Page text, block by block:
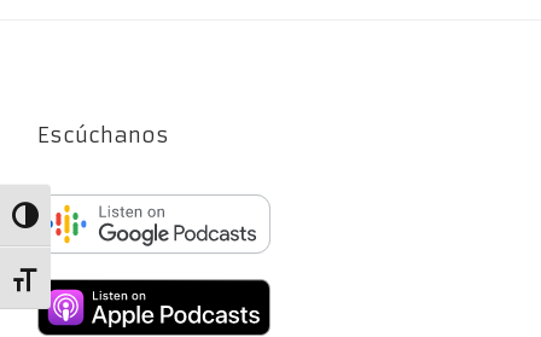
Alternar alto contraste
Alternar tamaño de letra
Escúchanos